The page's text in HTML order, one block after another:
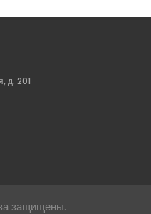
д. 201
защищены.